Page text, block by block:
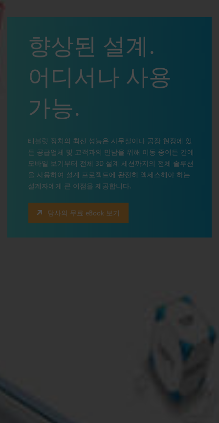
향상된 설계.
어디서나 사용
가능.
태블릿 장치의 최신 성능은 사무실이나 공장 현장에 있
든 공급업체 및 고객과의 만남을 위해 이동 중이든 간에
모바일 보기부터 전체 3D 설계 세션까지의 전체 솔루션
을 사용하여 설계 프로젝트에 완전히 액세스해야 하는
설계자에게 큰 이점을 제공합니다.
당사의 무료 eBook 보기